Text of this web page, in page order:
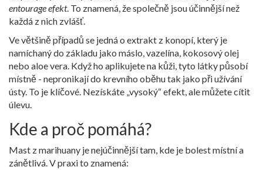
entourage efekt. To znamená, že společně jsou účinnější než
každá z nich zvlášť.
Ve většině případů se jedná o extrakt z konopí, který je
namíchaný do základu jako máslo, vazelína, kokosový olej
nebo aloe vera. Když ho aplikujete na kůži, tyto látky působí
místně - nepronikají do krevního oběhu tak jako při užívání
ústy. To je klíčové. Nezískáte „vysoký“ efekt, ale můžete cítit
úlevu.
Kde a proč pomáhá?
Mast z marihuany je nejúčinnější tam, kde je bolest místní a
zánětlivá. V praxi to znamená: